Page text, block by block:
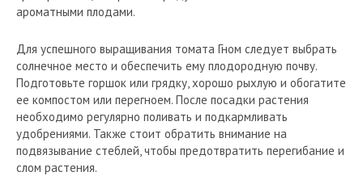
ароматными плодами.
Для успешного выращивания томата Гном следует выбрать
солнечное место и обеспечить ему плодородную почву.
Подготовьте горшок или грядку, хорошо рыхлую и обогатите
ее компостом или перегноем. После посадки растения
необходимо регулярно поливать и подкармливать
удобрениями. Также стоит обратить внимание на
подвязывание стеблей, чтобы предотвратить перегибание и
слом растения.